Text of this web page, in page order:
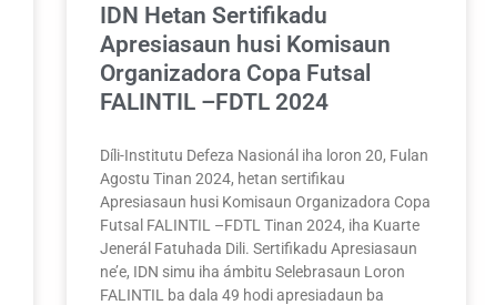
IDN Hetan Sertifikadu
Apresiasaun husi Komisaun
Organizadora Copa Futsal
FALINTIL –FDTL 2024
Díli-Institutu Defeza Nasionál iha loron 20, Fulan
Agostu Tinan 2024, hetan sertifikau
Apresiasaun husi Komisaun Organizadora Copa
Futsal FALINTIL –FDTL Tinan 2024, iha Kuarte
Jenerál Fatuhada Dili. Sertifikadu Apresiasaun
ne’e, IDN simu iha ámbitu Selebrasaun Loron
FALINTIL ba dala 49 hodi apresiadaun ba